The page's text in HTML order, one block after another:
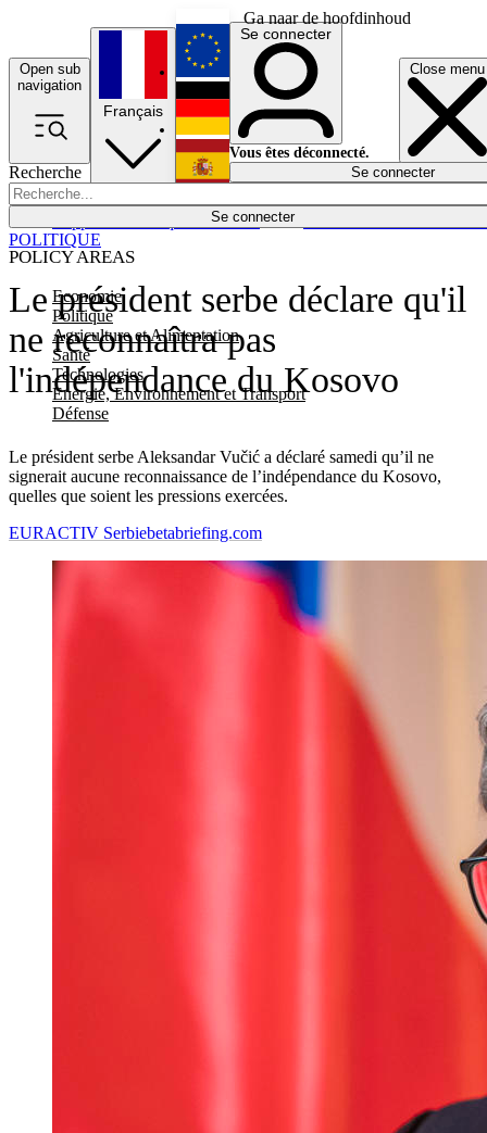
Ga naar de hoofdinhoud
Open sub
navigation
Close menu
Recherche
Se connecter
POLICY AREAS
Economie
Politique
Agriculture et Alimentation
Santé
Technologies
Energie, Environnement et Transport
Défense
Économie
Français
English
Deutsch
Español
Se connecter
Vous êtes déconnecté.
Se connecter
Le président serbe déclare qu'il
ne reconnaîtra pas
l'indépendance du Kosovo
Le président serbe Aleksandar Vučić a déclaré samedi qu’il ne
signerait aucune reconnaissance de l’indépendance du Kosovo,
quelles que soient les pressions exercées.
POLITIQUE
EURACTIV Serbiebetabriefing.com